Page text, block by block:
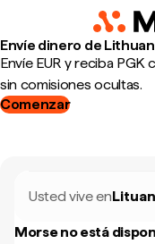
Envíe dinero de
Envíe EUR y reciba
sin comisiones ocultas.
Comenzar
Usted vive en
Morse no está